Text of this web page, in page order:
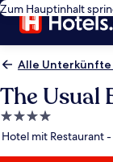
Zum Hauptinhalt
Alle
The Usual
4.0-
Sterne-
Hotel mit Restaurant -